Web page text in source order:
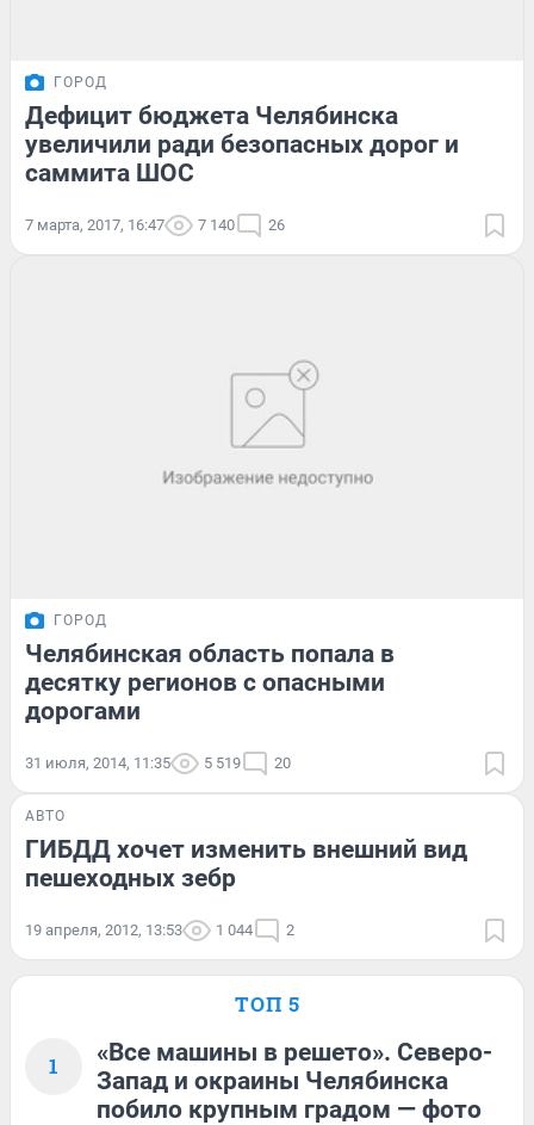
ГОРОД
Дефицит бюджета Челябинска
увеличили ради безопасных дорог и
саммита ШОС
7 марта, 2017, 16:47 7 140 26
ГОРОД
Челябинская область попала в
десятку регионов с опасными
дорогами
31 июля, 2014, 11:35 5 519 20
АВТО
ГИБДД хочет изменить внешний вид
пешеходных зебр
19 апреля, 2012, 13:53 1 044 2
ТОП 5
1
«Все машины в решето». Северо-
Запад и окраины Челябинска
побило крупным градом — фото